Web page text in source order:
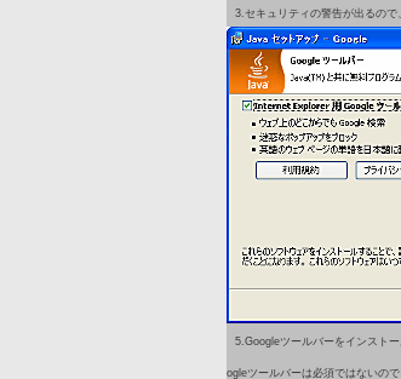
3.セキュリティの警告が出るので
5.Googleツールバーをインスト
ogleツールバーは必須ではないの